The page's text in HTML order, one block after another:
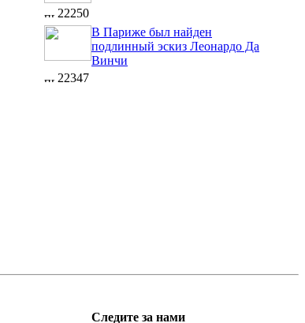
22250
В Париже был найден
подлинный эскиз Леонардо Да
Винчи
22347
Следите за нами